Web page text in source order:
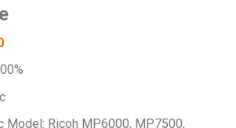
Model: Ricoh MP6000, MP7500,